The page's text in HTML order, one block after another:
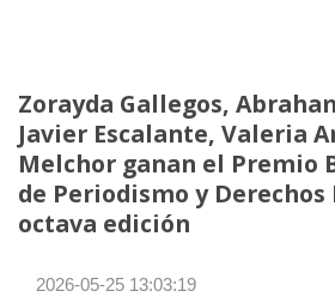
Zorayda Gallegos,
Javier Escalante, Valeria
Melchor ganan el Premio
de Periodismo y Derechos
octava edición
2026-05-25 13:03:19